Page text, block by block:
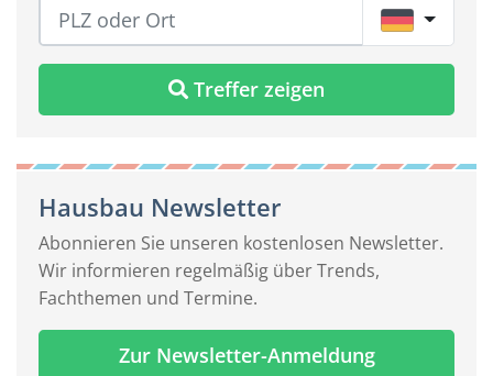
DE
Treffer zeigen
Hausbau Newsletter
Abonnieren Sie unseren kostenlosen Newsletter.
Wir informieren regelmäßig über Trends,
Fachthemen und Termine.
Zur Newsletter-Anmeldung